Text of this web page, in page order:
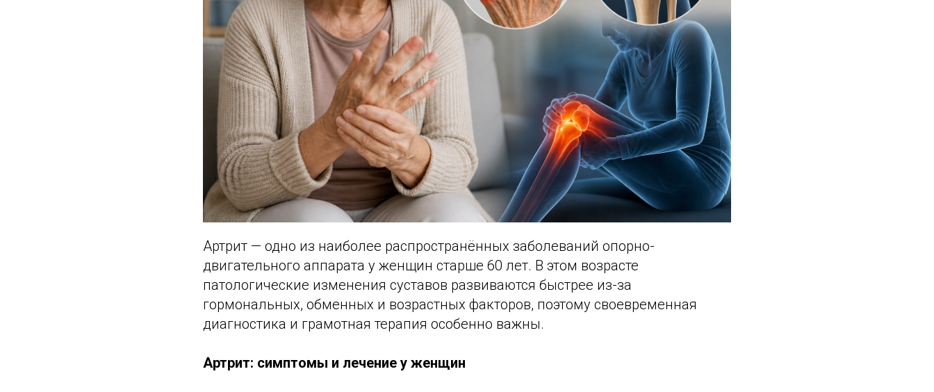
Артрит — одно из наиболее распространённых заболеваний опорно-
двигательного аппарата у женщин старше 60 лет. В этом возрасте
патологические изменения суставов развиваются быстрее из-за
гормональных, обменных и возрастных факторов, поэтому своевременная
диагностика и грамотная терапия особенно важны.
Артрит: симптомы и лечение у женщин